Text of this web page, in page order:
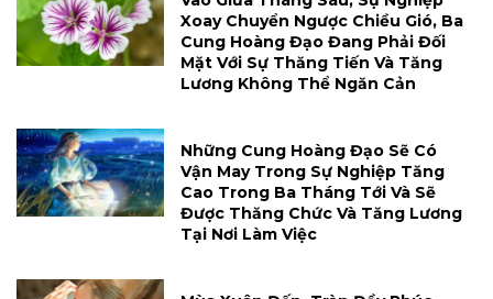
Xoay Chuyển Ngược Chiều Gió, Ba
Cung Hoàng Đạo Đang Phải Đối
Mặt Với Sự Thăng Tiến Và Tăng
Lương Không Thể Ngăn Cản
Những Cung Hoàng Đạo Sẽ Có
Vận May Trong Sự Nghiệp Tăng
Cao Trong Ba Tháng Tới Và Sẽ
Được Thăng Chức Và Tăng Lương
Tại Nơi Làm Việc